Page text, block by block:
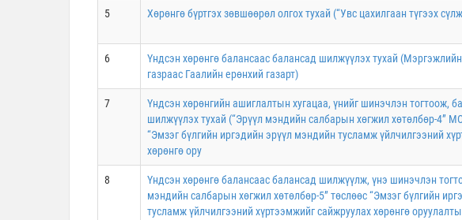
5 Хөрөнгө бүртгэх зөвшөөрөл олгох тухай (“Увс цахилгаан түгээх
6
Үндсэн хөрөнгө балансаас балансад шилжүүлэх тухай
газраас Гаалийн ерөнхий газарт)
7
Үндсэн хөрөнгийн ашиглалтын хугацаа, үнийг шинэчлэн тогтоож,
шилжүүлэх тухай (“Эрүүл мэндийн салбарын хөгжил хөтөлбөр-4”
“Эмзэг бүлгийн иргэдийн эрүүл мэндийн тусламж үйлчилгээний
хөрөнгө ору
8
Үндсэн хөрөнгө балансаас балансад шилжүүлж, үнэ шинэчлэн
мэндийн салбарын хөгжил хөтөлбөр-5” төслөөс “Эмзэг бүлгийн
тусламж үйлчилгээний хүртээмжийг сайжруулах хөрөнгө